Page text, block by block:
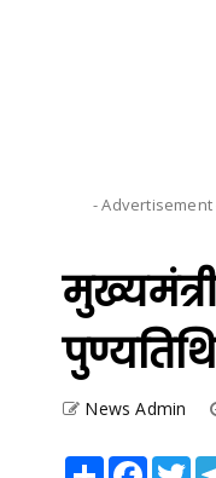
- Advertisement
News Admin
Share